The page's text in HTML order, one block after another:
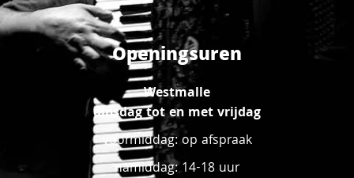
Openingsuren
Westmalle
dinsdag tot en met vrijdag
voormiddag: op afspraak
namiddag: 14-18 uur